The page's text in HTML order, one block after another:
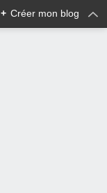
+ Créer mon blog